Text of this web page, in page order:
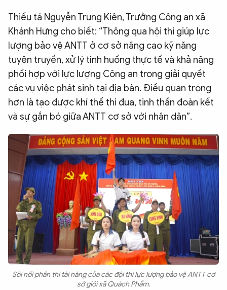
Thiếu tá Nguyễn Trung Kiên, Trưởng Công an xã
Khánh Hưng cho biết: “Thông qua hội thi giúp lực
lượng bảo vệ ANTT ở cơ sở nâng cao kỹ năng
tuyên truyền, xử lý tình huống thực tế và khả năng
phối hợp với lực lượng Công an trong giải quyết
các vụ việc phát sinh tại địa bàn. Điều quan trọng
hơn là tạo được khí thế thi đua, tinh thần đoàn kết
và sự gắn bó giữa ANTT cơ sở với nhân dân”.
Sôi nổi phần thi tài năng của các đội thi lực lượng bảo vệ ANTT cơ
sở giỏi xã Quách Phẩm.